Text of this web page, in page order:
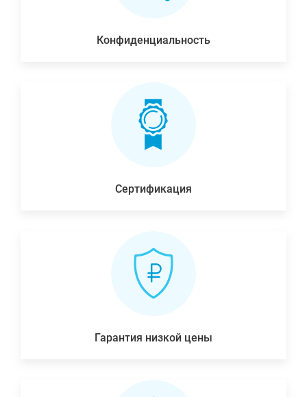
Конфиденциальность
Сертификация
Гарантия низкой цены